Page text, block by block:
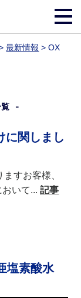
最新情報 >OX
に関しまし
すお客様、
おいて...記事
塩素酸水